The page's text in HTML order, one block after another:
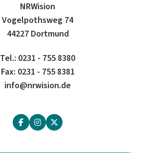
NRWision
Vogelpothsweg 74
44227 Dortmund
Tel.: 0231 - 755 8380
Fax: 0231 - 755 8381
info@nrwision.de